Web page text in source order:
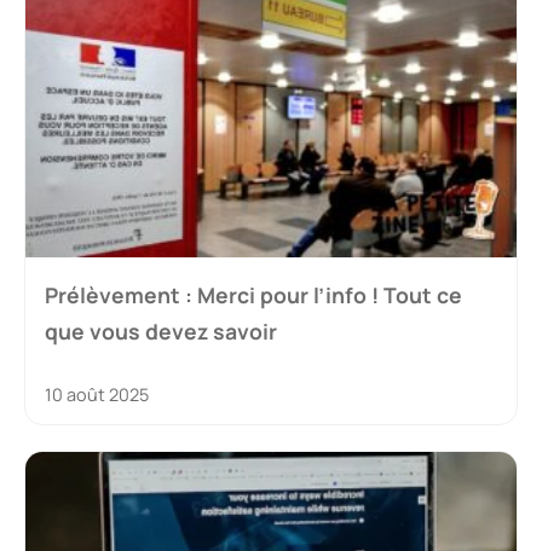
Prélèvement : Merci pour l’info ! Tout ce
que vous devez savoir
10 août 2025